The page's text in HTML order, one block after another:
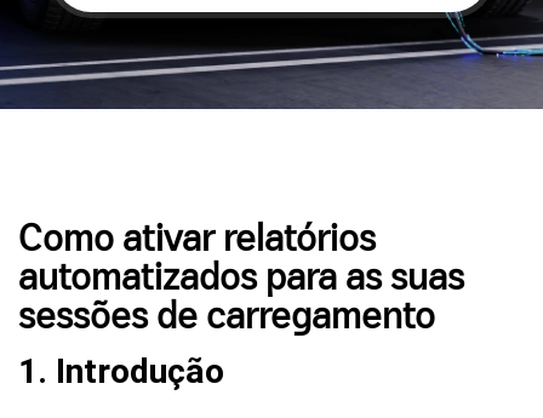
Como ativar relatórios
automatizados para as suas
sessões de carregamento
1. Introdução